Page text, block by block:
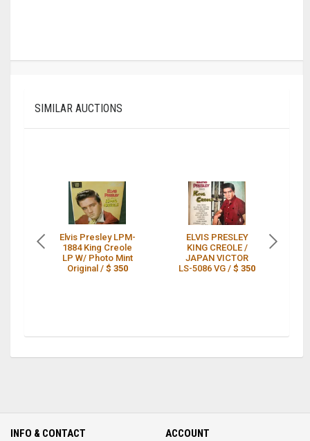
SIMILAR AUCTIONS
Elvis Presley LPM-
1884 King Creole
LP W/ Photo Mint
Original / $ 350
ELVIS PRESLEY
KING CREOLE /
JAPAN VICTOR
LS-5086 VG /$ 350
INFO & CONTACT ACCOUNT